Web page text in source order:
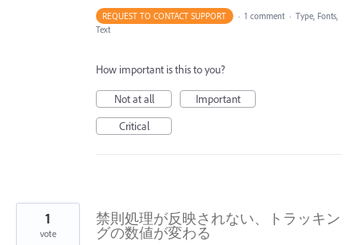
REQUEST TO CONTACT SUPPORT · 1 comment · Type, Fonts,
Text
How important is this to you?
Not at all
Important
Critical
禁則処理が反映されない、トラッキン
グの数値が変わる
1
vote